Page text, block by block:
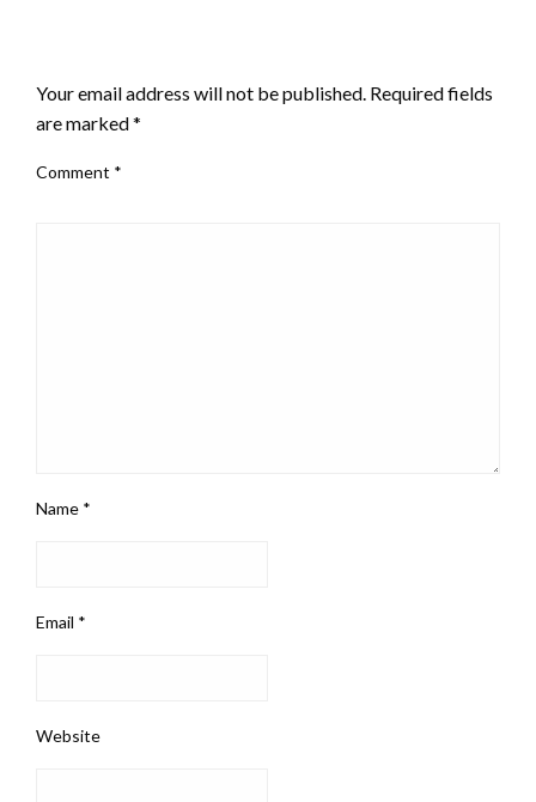
Your email address will not be published. Required fields
are marked*
Comment *
Name *
Email *
Website